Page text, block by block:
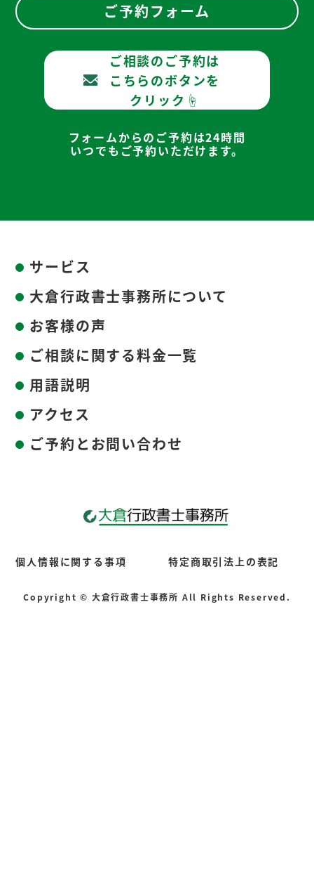
ご予約フォーム
ご相談のご予約は
こちらのボタンを
クリック☝
フォームからのご予約は24時間
いつでもご予約いただけます。
サービス
大倉行政書士事務所について
お客様の声
ご相談に関する料金一覧
用語説明
アクセス
ご予約とお問い合わせ
個人情報に関する事項 特定商取引法上の表記
Copyright © 大倉行政書士事務所 All Rights Reserved.